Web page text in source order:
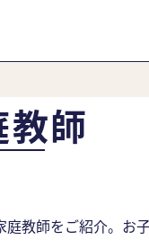
師
教師をご紹介。お